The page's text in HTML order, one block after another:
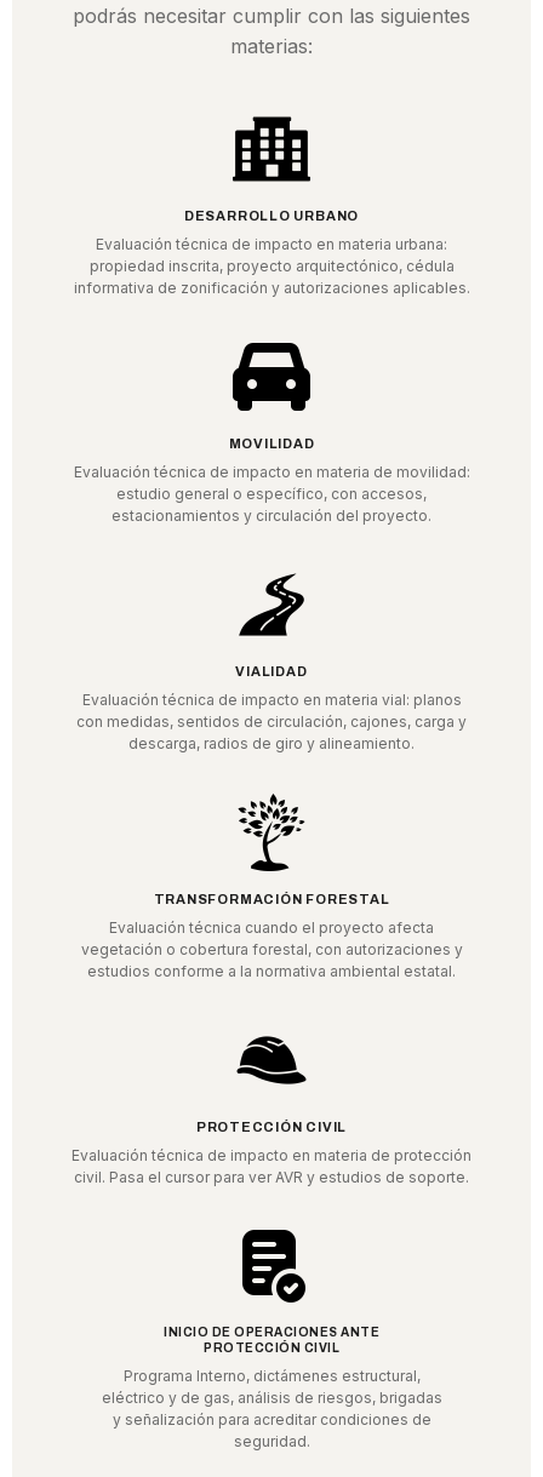
podrás necesitar cumplir con las siguientes
materias:
DESARROLLO URBANO
Evaluación técnica de impacto en materia urbana:
propiedad inscrita, proyecto arquitectónico, cédula
informativa de zonificación y autorizaciones aplicables.
MOVILIDAD
Evaluación técnica de impacto en materia de movilidad:
estudio general o específico, con accesos,
estacionamientos y circulación del proyecto.
VIALIDAD
Evaluación técnica de impacto en materia vial: planos
con medidas, sentidos de circulación, cajones, carga y
descarga, radios de giro y alineamiento.
TRANSFORMACIÓN FORESTAL
Evaluación técnica cuando el proyecto afecta
vegetación o cobertura forestal, con autorizaciones y
estudios conforme a la normativa ambiental estatal.
PROTECCIÓN CIVIL
Evaluación técnica de impacto en materia de protección
civil. Pasa el cursor para ver AVR y estudios de soporte.
INICIO DE OPERACIONES ANTE
PROTECCIÓN CIVIL
Programa Interno, dictámenes estructural,
eléctrico y de gas, análisis de riesgos, brigadas
y señalización para acreditar condiciones de
seguridad.